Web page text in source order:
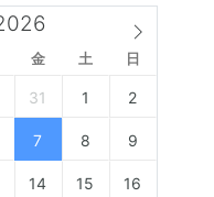
金 土 日
31 1 2
7 8 9
14 15 16